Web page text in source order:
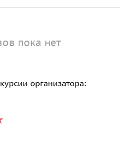
пока нет
организатора: